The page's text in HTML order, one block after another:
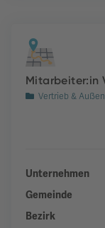
Mitarbeiter:in
Vertrieb &
Unternehmen
Gemeinde
Bezirk